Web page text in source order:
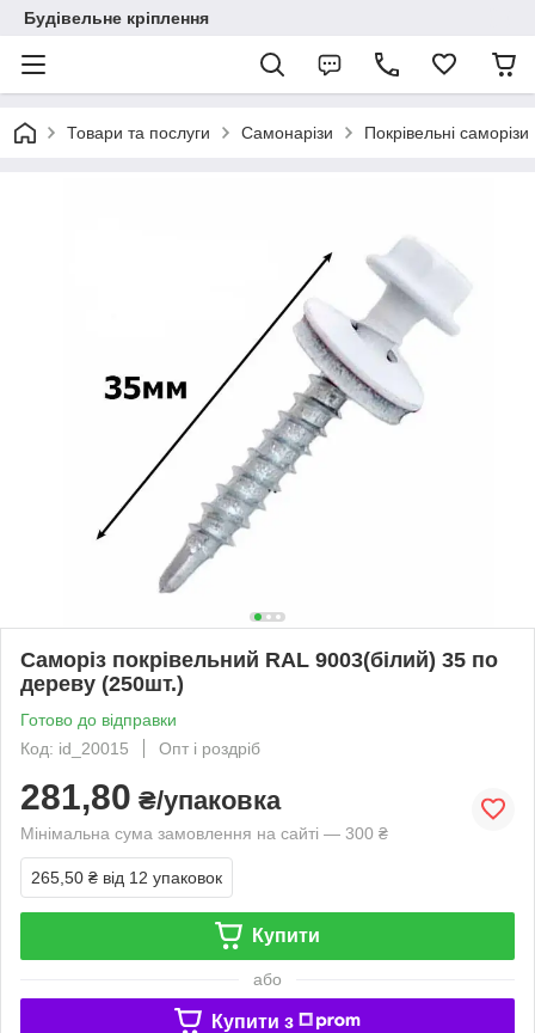
Будівельне кріплення
Товари та послуги Самонарізи Покрівельні саморізи
Саморіз покрівельний RAL 9003(білий) 35 по
дереву (250шт.)
Готово до відправки
Код: id_20015
Опт і роздріб
281,80 ₴/упаковка
Мінімальна сума замовлення на сайті — 300 ₴
265,50 ₴ від 12 упаковок
Купити
або
Купити з